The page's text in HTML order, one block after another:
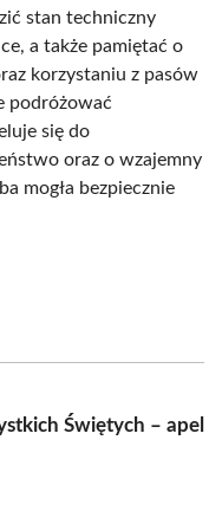
stan techniczny
a także pamiętać o
korzystaniu z pasów
podróżować
się do
oraz o wzajemny
mogła bezpiecznie
Świętych – apel